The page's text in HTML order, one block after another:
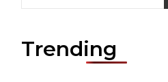
Trending